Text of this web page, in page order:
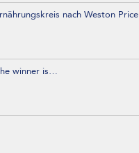
nach Weston Price
winner is…